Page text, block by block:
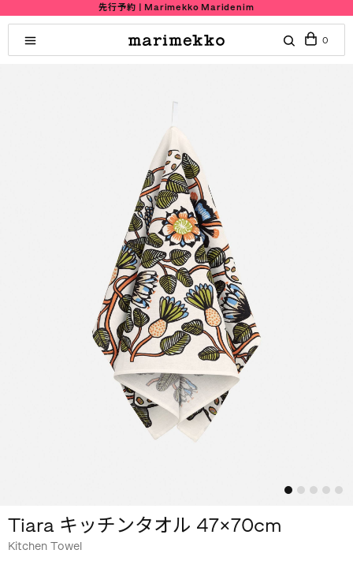
先行予約 | Marimekko Maridenim
0
Tiara キッチンタオル 47×70cm
Kitchen Towel